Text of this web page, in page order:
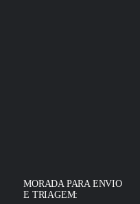
MORADA PARA ENVIO
E TRIAGEM: